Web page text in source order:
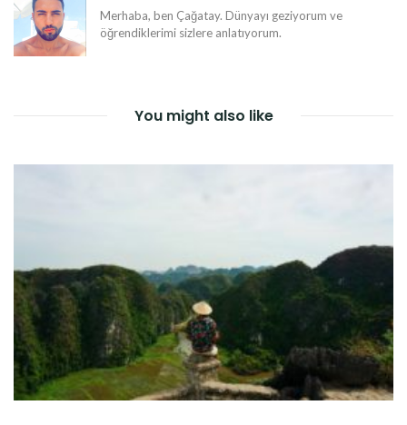
Merhaba, ben Çağatay. Dünyayı geziyorum ve
öğrendiklerimi sizlere anlatıyorum.
You might also like